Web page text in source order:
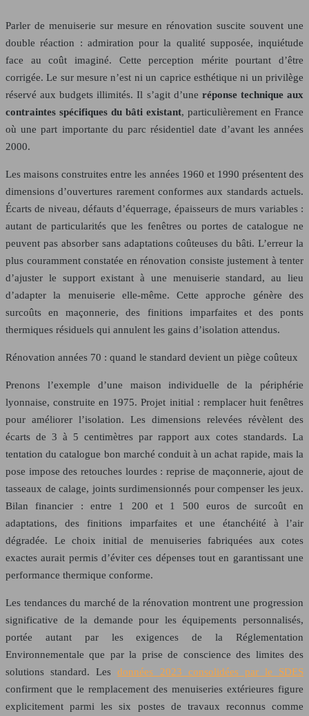
Parler de menuiserie sur mesure en rénovation suscite souvent une
double réaction : admiration pour la qualité supposée, inquiétude
face au coût imaginé. Cette perception mérite pourtant d’être
corrigée. Le sur mesure n’est ni un caprice esthétique ni un privilège
réservé aux budgets illimités. Il s’agit d’une réponse technique aux
contraintes spécifiques du bâti existant, particulièrement en France
où une part importante du parc résidentiel date d’avant les années
2000.
Les maisons construites entre les années 1960 et 1990 présentent des
dimensions d’ouvertures rarement conformes aux standards actuels.
Écarts de niveau, défauts d’équerrage, épaisseurs de murs variables :
autant de particularités que les fenêtres ou portes de catalogue ne
peuvent pas absorber sans adaptations coûteuses du bâti. L’erreur la
plus couramment constatée en rénovation consiste justement à tenter
d’ajuster le support existant à une menuiserie standard, au lieu
d’adapter la menuiserie elle-même. Cette approche génère des
surcoûts en maçonnerie, des finitions imparfaites et des ponts
thermiques résiduels qui annulent les gains d’isolation attendus.
Rénovation années 70 : quand le standard devient un piège coûteux
Prenons l’exemple d’une maison individuelle de la périphérie
lyonnaise, construite en 1975. Projet initial : remplacer huit fenêtres
pour améliorer l’isolation. Les dimensions relevées révèlent des
écarts de 3 à 5 centimètres par rapport aux cotes standards. La
tentation du catalogue bon marché conduit à un achat rapide, mais la
pose impose des retouches lourdes : reprise de maçonnerie, ajout de
tasseaux de calage, joints surdimensionnés pour compenser les jeux.
Bilan financier : entre 1 200 et 1 500 euros de surcoût en
adaptations, des finitions imparfaites et une étanchéité à l’air
dégradée. Le choix initial de menuiseries fabriquées aux cotes
exactes aurait permis d’éviter ces dépenses tout en garantissant une
performance thermique conforme.
Les tendances du marché de la rénovation montrent une progression
significative de la demande pour les équipements personnalisés,
portée autant par les exigences de la Réglementation
Environnementale que par la prise de conscience des limites des
solutions standard. Lesdonnées 2023 consolidées par le SDES
confirment que le remplacement des menuiseries extérieures figure
explicitement parmi les six postes de travaux reconnus comme